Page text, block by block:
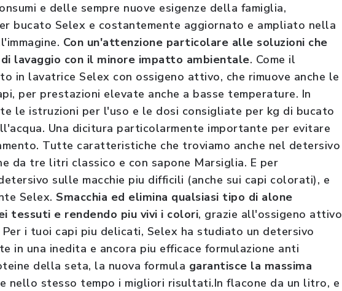
e delle sempre nuove esigenze della famiglia,
bucato Selex e costantemente aggiornato e ampliato nella
Con un'attenzione particolare alle soluzioni che
lavaggio con il minore impatto ambientale. Come il
in lavatrice Selex con ossigeno attivo, che rimuove anche le
per prestazioni elevate anche a basse temperature. In
le istruzioni per l'uso e le dosi consigliate per kg di bucato
Una dicitura particolarmente importante per evitare
Tutte caratteristiche che troviamo anche nel detersivo
da tre litri classico e con sapone Marsiglia. E per
sulle macchie piu difficili (anche sui capi colorati), e
Selex. Smacchia ed elimina qualsiasi tipo di alone
tessuti e rendendo piu vivi i colori, grazie all'ossigeno attivo
i tuoi capi piu delicati, Selex ha studiato un detersivo
in una inedita e ancora piu efficace formulazione anti
della seta, la nuova formula garantisce la massima
nello stesso tempo i migliori risultati.In flacone da un litro, e